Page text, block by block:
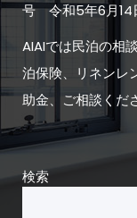
号 令和5年6月14
AIAIでは民泊の相
泊保険、リネンレ
助金、ご相談くだ
検索